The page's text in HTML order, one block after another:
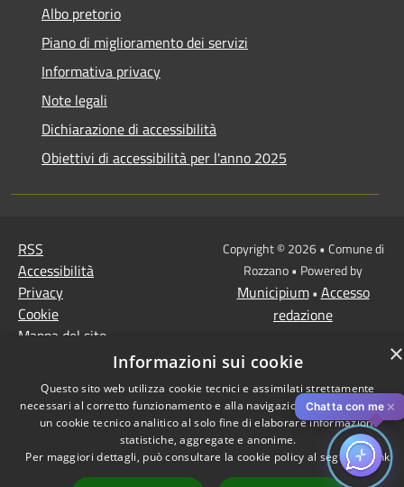
Albo pretorio
Piano di miglioramento dei servizi
Informativa privacy
Note legali
Dichiarazione di accessibilità
Obiettivi di accessibilità per l'anno 2025
RSS
Accessibilità
Privacy
Cookie
Mappa del sito
Copyright © 2026 • Comune di
Rozzano • Powered by
Municipium• Accesso
redazione
Chatta con me ✕
×
Informazioni sui cookie
Questo sito web utilizza cookie tecnici e assimilati strettamente
necessari al corretto funzionamento e alla navigazione del sito, nonché
un cookie tecnico analitico al solo fine di elaborare informazioni
statistiche, aggregate e anonime.
Per maggiori dettagli, può consultare la cookie policy al seguente link